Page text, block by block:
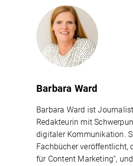
Barbara Ward
Barbara Ward ist
Redakteurin mit
digitaler Kommunikation.
Fachbücher veröffentlicht,
für Content Marketing“,